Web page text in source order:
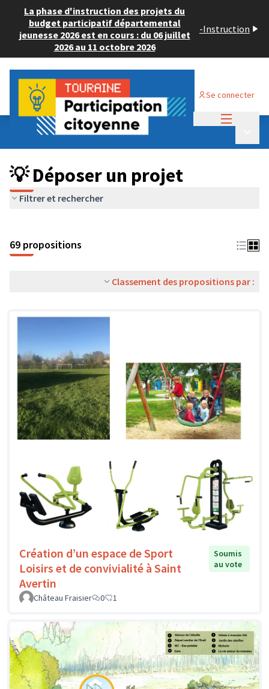
La phase d'instruction des projets du
budget participatif départemental
jeunesse 2026 est en cours : du 06 juillet
2026 au 11 octobre 2026
-Instruction
Se connecter
Budget Participatif ADULTE 2024
💡 Déposer un projet
💡 Déposer un projet
Filtrer et rechercher
69 propositions
Classement des propositions par :
Création d’un espace de Sport
Loisirs et de convivialité à Saint
Avertin
Soumis
au vote
Château Fraisier 0 1